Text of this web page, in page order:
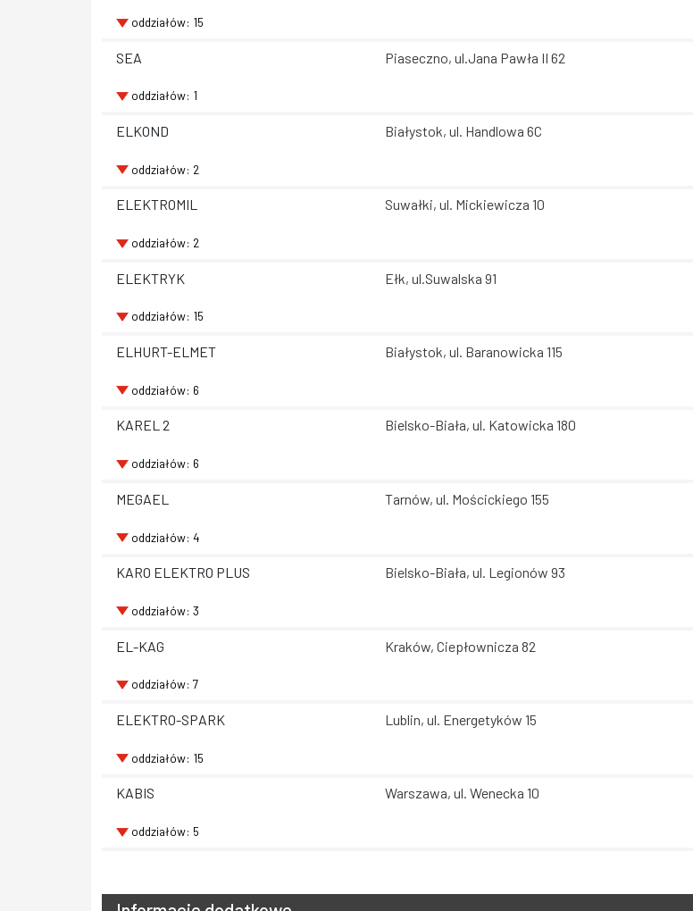
oddziałów: 15
SEA Piaseczno, ul.Jana Pawła II 62
oddziałów: 1
ELKOND Białystok, ul. Handlowa 6C
oddziałów: 2
ELEKTROMIL Suwałki, ul. Mickiewicza 10
oddziałów: 2
ELEKTRYK Ełk, ul.Suwalska 91
oddziałów: 15
ELHURT-ELMET Białystok, ul. Baranowicka 115
oddziałów: 6
KAREL 2 Bielsko-Biała, ul. Katowicka 180
oddziałów: 6
MEGAEL Tarnów, ul. Mościckiego 155
oddziałów: 4
KARO ELEKTRO PLUS Bielsko-Biała, ul. Legionów 93
oddziałów: 3
EL-KAG Kraków, Ciepłownicza 82
oddziałów: 7
ELEKTRO-SPARK Lublin, ul. Energetyków 15
oddziałów: 15
KABIS Warszawa, ul. Wenecka 10
oddziałów: 5